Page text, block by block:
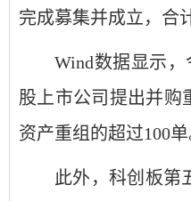
完成募集并成立，合
Wind数据显示
股上市公司提出并购
资产重组的超过100单
此外，科创板第